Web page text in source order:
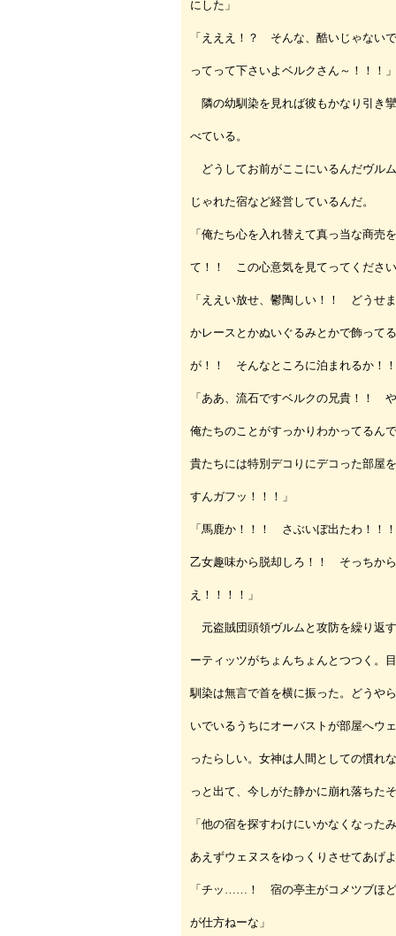
にした」
「えええ！？ そんな、酷いじゃない
ってって下さいよベルクさん～！！！」
隣の幼馴染を見れば彼もかなり引き
べている。
どうしてお前がここにいるんだヴル
じゃれた宿など経営しているんだ。
「俺たち心を入れ替えて真っ当な商売
て！！ この心意気を見てってくださ
「ええい放せ、鬱陶しい！！ どうせ
かレースとかぬいぐるみとかで飾って
が！！ そんなところに泊まれるか！
「ああ、流石ですベルクの兄貴！！
俺たちのことがすっかりわかってるん
貴たちには特別デコりにデコった部屋
すんガフッ！！！」
「馬鹿か！！！ さぶいぼ出たわ！！
乙女趣味から脱却しろ！！ そっちか
え！！！！」
元盗賊団頭領ヴルムと攻防を繰り返
ーティッツがちょんちょんとつつく。
馴染は無言で首を横に振った。どうや
いでいるうちにオーバストが部屋へウ
ったらしい。女神は人間としての慣れ
っと出て、今しがた静かに崩れ落ちた
「他の宿を探すわけにいかなくなった
あえずウェヌスをゆっくりさせてあげ
「チッ……！ 宿の亭主がコメツブほ
が仕方ねーな」